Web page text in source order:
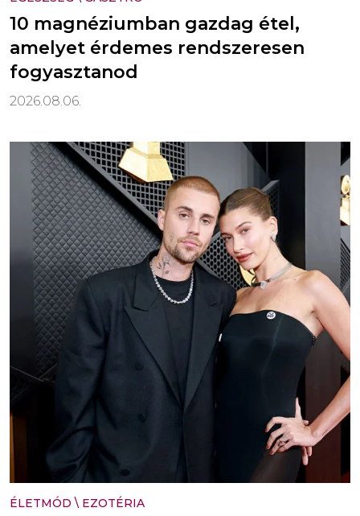
10 magnéziumban gazdag étel,
amelyet érdemes rendszeresen
fogyasztanod
2026.08.06.
ÉLETMÓD \ EZOTÉRIA